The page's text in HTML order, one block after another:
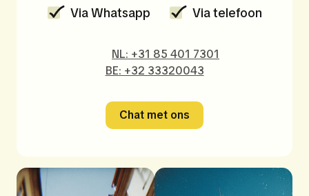
Via Whatsapp
Via telefoon
NL: +31 85 401 7301
BE: +32 33320043
Chat met ons